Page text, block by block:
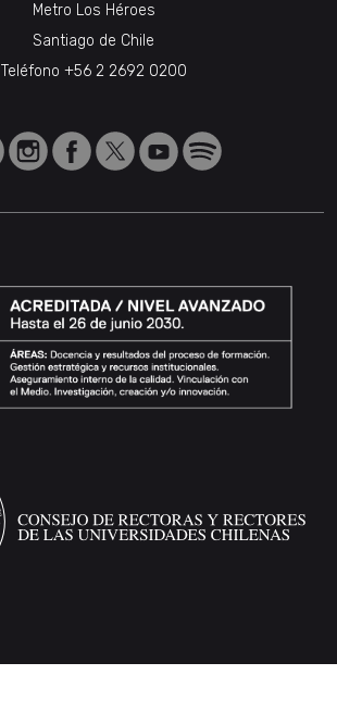
Metro Los Héroes
Santiago de Chile
Teléfono +56 2 2692 0200